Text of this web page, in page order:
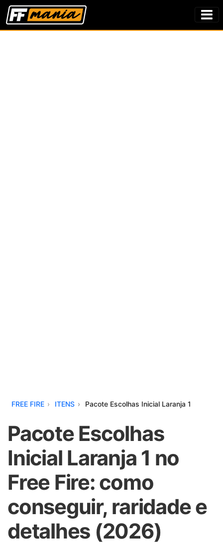
FREE FIRE ITENS Pacote Escolhas Inicial Laranja 1
Pacote Escolhas
Inicial Laranja 1 no
Free Fire: como
conseguir, raridade e
detalhes (2026)